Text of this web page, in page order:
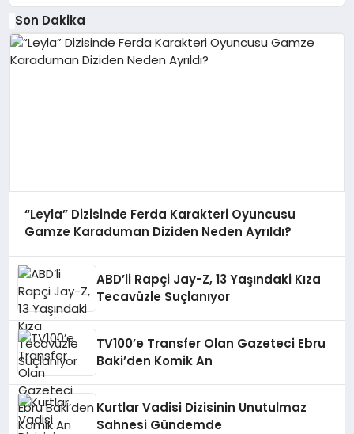
Son Dakika
“Leyla” Dizisinde Ferda Karakteri Oyuncusu
Gamze Karaduman Diziden Neden Ayrıldı?
ABD’li Rapçi Jay-Z, 13 Yaşındaki Kıza
Tecavüzle Suçlanıyor
TV100’e Transfer Olan Gazeteci Ebru
Baki’den Komik An
Kurtlar Vadisi Dizisinin Unutulmaz
Sahnesi Gündemde